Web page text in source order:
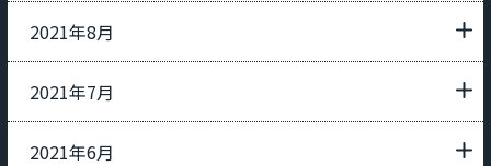
2021年8月
2021年7月
2021年6月